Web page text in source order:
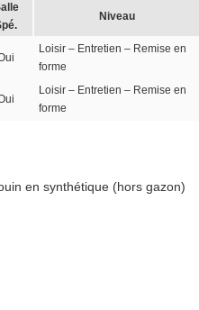
Niveau
Loisir – Entretien – Remise en
forme
Loisir – Entretien – Remise en
forme
en synthétique (hors gazon)